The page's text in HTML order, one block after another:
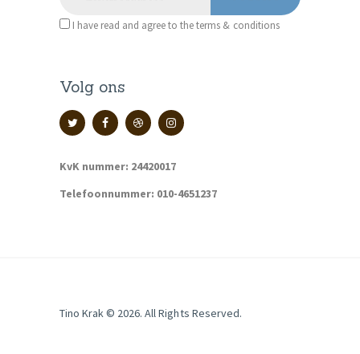
I have read and agree to the terms & conditions
Volg ons
KvK nummer: 24420017
Telefoonnummer: 010-4651237
Tino Krak © 2026. All Rights Reserved.